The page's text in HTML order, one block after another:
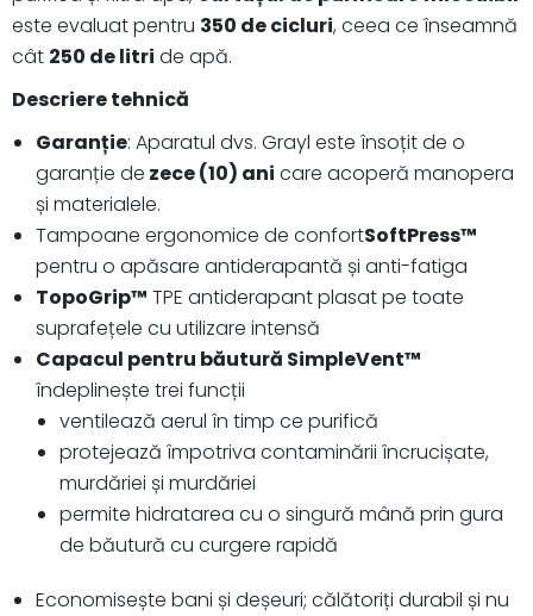
este evaluat pentru 350 de cicluri, ceea ce înseamnă
cât 250 de litri de apă.
Descriere tehnică
Garanție: Aparatul dvs. Grayl este însoțit de o
garanție de zece (10) ani care acoperă manopera
și materialele.
Tampoane ergonomice de confortSoftPress™
pentru o apăsare antiderapantă și anti-fatiga
TopoGrip™ TPE antiderapant plasat pe toate
suprafețele cu utilizare intensă
Capacul pentru băutură SimpleVent™
îndeplinește trei funcții
ventilează aerul în timp ce purifică
protejează împotriva contaminării încrucișate,
murdăriei și murdăriei
permite hidratarea cu o singură mână prin gura
de băutură cu curgere rapidă
Economisește bani și deșeuri; călătoriți durabil și nu